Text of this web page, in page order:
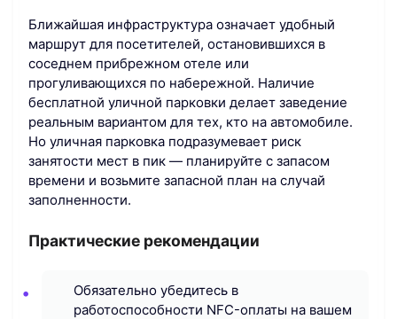
Ближайшая инфраструктура означает удобный
маршрут для посетителей, остановившихся в
соседнем прибрежном отеле или
прогуливающихся по набережной. Наличие
бесплатной уличной парковки делает заведение
реальным вариантом для тех, кто на автомобиле.
Но уличная парковка подразумевает риск
занятости мест в пик — планируйте с запасом
времени и возьмите запасной план на случай
заполненности.
Практические рекомендации
Обязательно убедитесь в
работоспособности NFC-оплаты на вашем